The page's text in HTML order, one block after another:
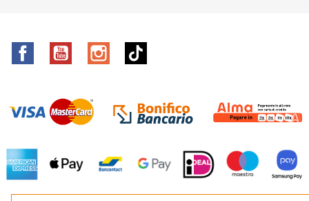
FacebookYouTube Instagram